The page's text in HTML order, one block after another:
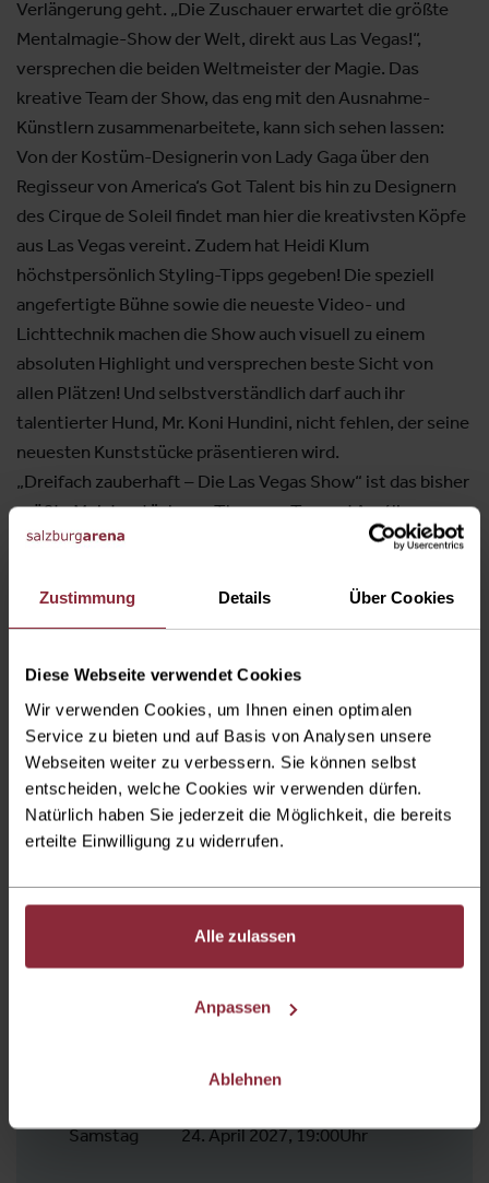
Zustimmung Details Über Cookies
Diese Webseite verwendet Cookies
Wir verwenden Cookies, um Ihnen einen optimalen
Service zu bieten und auf Basis von Analysen unsere
Webseiten weiter zu verbessern. Sie können selbst
entscheiden, welche Cookies wir verwenden dürfen.
Natürlich haben Sie jederzeit die Möglichkeit, die bereits
erteilte Einwilligung zu widerrufen.
Alle zulassen
Anpassen
Ablehnen
Verlängerung geht. „Die Zuschauer erwartet die größte
Mentalmagie-Show der Welt, direkt aus Las Vegas!“,
versprechen die beiden Weltmeister der Magie. Das
kreative Team der Show, das eng mit den Ausnahme-
Künstlern zusammenarbeitete, kann sich sehen lassen:
Von der Kostüm-Designerin von Lady Gaga über den
Regisseur von America‘s Got Talent bis hin zu Designern
des Cirque de Soleil findet man hier die kreativsten Köpfe
aus Las Vegas vereint. Zudem hat Heidi Klum
höchstpersönlich Styling-Tipps gegeben! Die speziell
angefertigte Bühne sowie die neueste Video- und
Lichttechnik machen die Show auch visuell zu einem
absoluten Highlight und versprechen beste Sicht von
allen Plätzen! Und selbstverständlich darf auch ihr
talentierter Hund, Mr. Koni Hundini, nicht fehlen, der seine
neuesten Kunststücke präsentieren wird.
„Dreifach zauberhaft – Die Las Vegas Show“ ist das bisher
größte Meisterstück von Thommy Ten und Amélie van
Tass. Mit ihrer außergewöhnlichen Mentalmagie, den
beeindruckenden Inszenierung setzen die beiden
Weltmeister einmal mehr neue Maßstäbe und beweisen,
Magiern der Welt zählen.
Das exkusiveBistro & Baröffnet für Sie jeweils 2 Stunden
vor Eventbeginn!
Einlass Hauptfoyer
1,5 Stunden vor Eventbeginn
Samstag 24. April 2027, 19:00Uhr